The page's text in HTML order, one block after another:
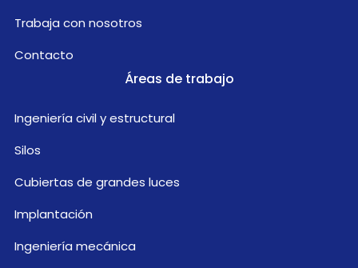
Trabaja con nosotros
Contacto
Áreas de trabajo
Ingeniería civil y estructural
Silos
Cubiertas de grandes luces
Implantación
Ingeniería mecánica